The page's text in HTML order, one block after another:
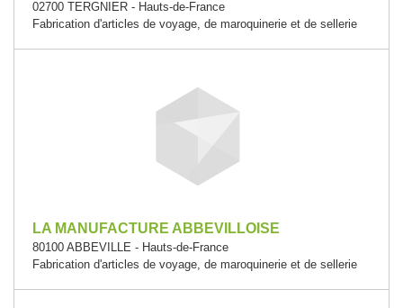
02700 TERGNIER - Hauts-de-France
Fabrication d'articles de voyage, de maroquinerie et de sellerie
LA MANUFACTURE ABBEVILLOISE
80100 ABBEVILLE - Hauts-de-France
Fabrication d'articles de voyage, de maroquinerie et de sellerie